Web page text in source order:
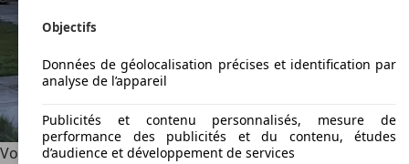
Volkswagen Amarok3.0 V6 TDi 4Motion Highline
Objectifs
Données de géolocalisation précises et identification par
analyse de l’appareil
Publicités et contenu personnalisés, mesure de
performance des publicités et du contenu, études
d’audience et développement de services